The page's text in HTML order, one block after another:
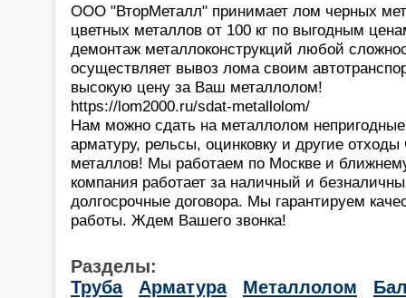
ООО "ВторМеталл" принимает лом черных
цветных металлов от 100 кг по выгодным
демонтаж металлоконструкций любой
осуществляет вывоз лома своим
высокую цену за Ваш металлолом!
https://lom2000.ru/sdat-metallolom/
Нам можно сдать на металлолом
арматуру, рельсы, оцинковку и другие
металлов! Мы работаем по Москве и
компания работает за наличный и
долгосрочные договора. Мы гарантируем
работы. Ждем Вашего звонка!
Разделы:
Труба
Арматура Металлолом